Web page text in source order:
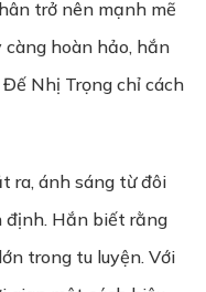
trở nên mạnh mẽ
càng hoàn hảo, hắn
Nhị Trọng chỉ cách
ra, ánh sáng từ đôi
định. Hắn biết rằng
trong tu luyện. Với